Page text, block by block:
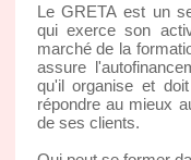
Le GRETA est un
qui exerce son
marché de la
assure
qu'il organise et
répondre au mieux
de ses clients.